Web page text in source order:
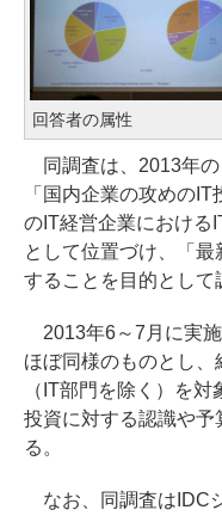
回答者の属性
同調査は、2013年の
「国内企業の攻めの
のIT経営企業における
として位置づけ、「
することを目的として
2013年6～7月に実
ほぼ同様のものとし
（IT部門を除く）を
投資に対する認識や予
る。
なお、同調査はIDC